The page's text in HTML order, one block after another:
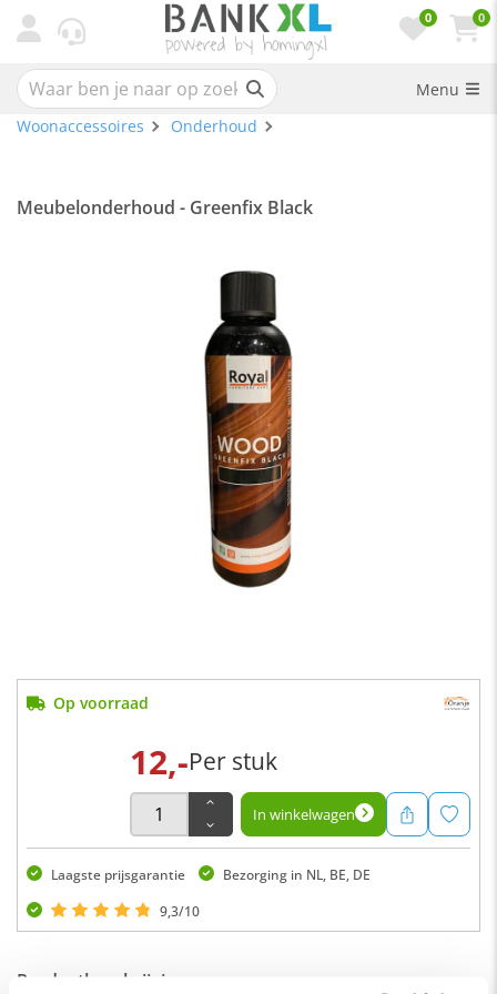
0 0
Menu
Woonaccessoires
Onderhoud
Meubelonderhoud - Greenfix Black
Op voorraad
12,-Per stuk
In winkelwagen
Laagste prijsgarantie
Bezorging in NL, BE, DE
9,3/10
Productbeschrijving